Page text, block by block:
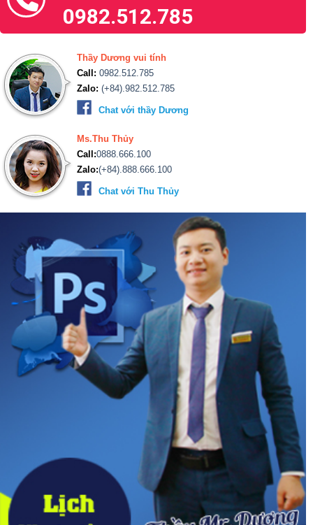
0982.512.785
Thầy Dương vui tính
Call: 0982.512.785
Zalo: (+84).982.512.785
Chat với thầy Dương
Ms.Thu Thủy
Call:0888.666.100
Zalo:(+84).888.666.100
Chat với Thu Thủy